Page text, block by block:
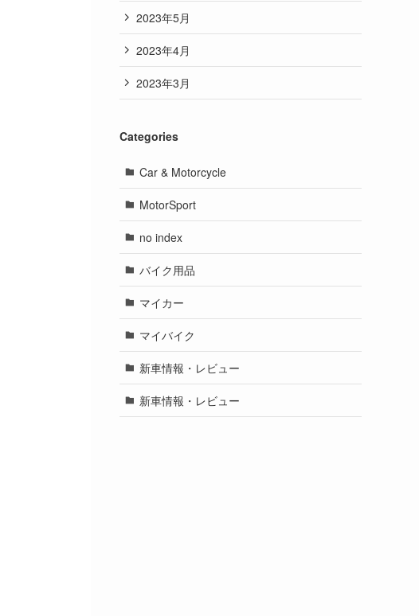
2023年5月
2023年4月
2023年3月
Categories
Car & Motorcycle
MotorSport
no index
バイク用品
マイカー
マイバイク
新車情報・レビュー
新車情報・レビュー